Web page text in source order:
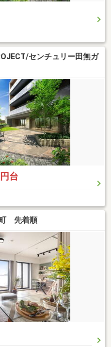
センチュリー田無ガ
台
町 先着順